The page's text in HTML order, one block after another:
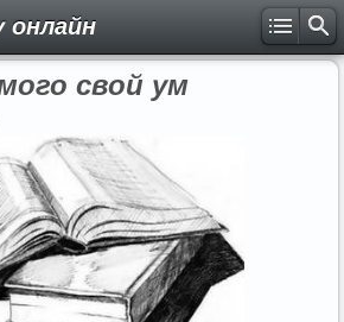
онлайн
свой ум